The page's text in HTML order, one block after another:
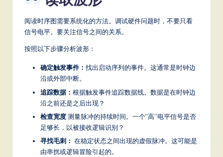
阅读时序图需要系统化的方法。调试硬件问题时，不要只看
信号电平。要关注信号之间的关系。
按照以下步骤分析波形：
确定触发事件： 找出启动序列的事件。这通常是时钟边
沿或外部中断。
追踪数据： 根据触发事件追踪数据线。数据是在时钟边
沿之前还是之后出现？
检查宽度测量脉冲的持续时间。一个“高”电平信号是否
足够长，以被接收逻辑识别？
寻找毛刺： 在稳定状态之间出现的虚假脉冲。这可能是
由串扰或逻辑冒险引起的。